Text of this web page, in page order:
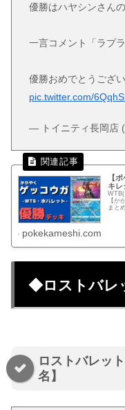
優勝はハヤシンさん
一言コメント「ラプ
優勝おめでとうござ
pic.twitter.com/
— トイニティ長岡店
【
キレ
WTB(
【か
まと
pokekameshi.com
◆ロストバレ
ロストバレッ
名】